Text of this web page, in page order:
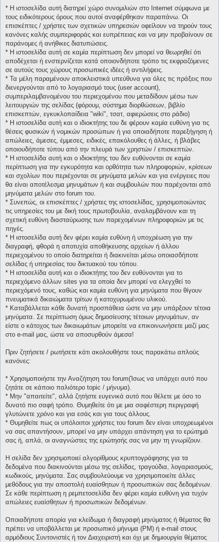
* H ιστοσελίδα αυτή διατηρεί χώρο συνομιλιών στο Internet σύμφωνα με
τους ειδικότερους όρους που αυτοί αναφέρθηκαν παραπάνω. Οι
επισκέπτες / χρήστες των σχετικών υπηρεσιών οφείλουν να τηρούν τους
κανόνες καλής συμπεριφοράς και ευπρέπειας και να μην προβαίνουν σε
παράνομες ή ανήθικες διατυπώσεις.
* H ιστοσελίδα αυτή σε καμία περίπτωση δεν μπορεί να θεωρηθεί ότι
αποδέχεται ή ενστερνίζεται κατά οποιονδήποτε τρόπο τις εκφραζόμενες
σε αυτούς τους χώρους προσωπικές ιδέες ή αντιλήψεις.
* Τα μέλη παραμένουν αποκλειστικά υπεύθυνα για όλες τις πράξεις που
διενεργούνται από το λογαριασμό τους (user account),
συμπεριλαμβανομένου του περιεχομένου που μεταδίδουν μέσω των
λειτουργιών της σελίδας (φόρουμ, σύστημα διορθώσεων, βιβλίο
επισκεπτών, εγκυκλοπαίδεια "wiki", τσατ, αφιερώσεις στο ράδιο)
* H ιστοσελίδα αυτή και ο ιδιοκτήτης του δε φέρουν καμία ευθύνη για τις
θέσεις φυσικών ή νομικών προσώπων ή για οποιαδήποτε παρεξήγηση ή
απώλειες, άμεσες, έμμεσες, ειδικές, επακόλουθες ή άλλες, ή βλάβες
οποιουδήποτε τύπου από την πλευρά των χρηστών / επισκεπτών.
* H ιστοσελίδα αυτή και ο ιδιοκτήτης του δεν ευθύνονται σε καμία
περίπτωση για την εγκυρότητα και ορθότητα των πληροφοριών, κρίσεων
και σχολίων που περιέχονται σε μηνύματα μελών και για ενέργειες που
θα είναι αποτέλεσμα μηνυμάτων ή και συμβουλών που παρέχονται από
μηνύματα μελών στο forum του.
* Συνεπώς, οι επισκέπτες / χρήστες της ιστοσελίδας, χρησιμοποιώντας
τις υπηρεσίες του με δική τους πρωτοβουλία, αναλαμβάνουν και τη
σχετική ευθύνη διασταύρωσης των παρεχομένων πληροφοριών με τις
πηγές.
* H ιστοσελίδα αυτή δεν φέρει καμία ευθύνη ή υποχρέωση για την
διαγραφή, φθορά η αποτυχία αποθήκευσης αρχείων ή άλλου
περιεχομένου το οποίο διατηρείται ή διακινείται μέσω οποιασδήποτε
σελίδας ή υπηρεσίας του δικτυακού του τόπου.
* H ιστοσελίδα αυτή και ο ιδιοκτήτης του δεν ευθύνονται για το
περιεχόμενο άλλων sites για τα οποία δεν μπορεί να ελεγχθεί το
περιεχόμενό τους, καθώς και καμία ευθύνη για μηνύματα που θίγουν
πνευματικά δικαιώματα τρίτων ή κατοχυρωμένου υλικού.
* Καταβάλλεται κάθε δυνατή προσπάθεια ώστε να μην υπάρξουν τέτοια
μηνύματα. Σε περίπτωση όμως δημοσίευσης τέτοιων μηνυμάτων, αν
είστε ο κάτοχος των δικαιωμάτων μπορείτε να επικοινωνήσετε μαζί μας
στο e-mail μας, ώστε να αποσυρθούν άμεσα!
Πριν ζητήσετε / ρωτήσετε κάτι ακολουθήστε τους παρακάτω απλούς
κανόνες:
* Χρησιμοποιήστε την Αναζήτηση του forum(Ίσως να υπάρχει αυτό που
ζητάτε σε κάποιο παλιότερο topic / μήνυμα).
* Μην "απαιτείτε", αλλά ζητήστε ευγενικά αυτό που θέλετε με όσο το
δυνατό πιο σαφή τρόπο. Θυμηθείτε ότι με μια σαφέστερη περιγραφή
γλυτώνετε χρόνο και για εσάς και για τους άλλους.
* Θυμηθείτε πως οι υπόλοιποι χρήστες του forum δεν είναι υποχρεωμένοι
να σας απαντήσουν, μπορεί να μην υπάρχει απάντηση για το ερώτημά
σας ή, απλά, οι αναγνώστες της ερώτησής σας να μην τη γνωρίζουν.
Η σελίδα δεν χρησιμοποιεί αλγορίθμους κρυπτογράφησης για τα
δεδομένα που διακινούνται μέσω της σελίδας, τραγούδια, λογαριασμούς,
κωδικούς, μηνύματα. Σας συμβουλεύουμε να χρησιμοποιείτε άλλες
μεθόδους για την αποστολή ευαίσθητων ή προσωπικών σας δεδομένων.
Σε κάθε περίπτωση η ρεμπετοσελίδα δεν φέρει καμία ευθύνη για τυχόν
απώλειες ευαίσθητων ή προσωπικών δεδομένων.
Οποιαδήποτε απορία για κλείδωμα ή διαγραφή μηνύματος ή θέματος θα
πρέπει να υποβάλλεται με προσωπικό μήνυμα (PM) ή e-mail στους
αρμόδιους Συντονιστές ή τον Διαχειριστή και όχι με δημιουργία θέματος